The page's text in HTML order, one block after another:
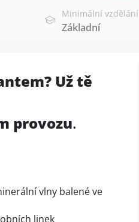
Minimální vzdělání
Základní
Už tě
provozu.
vlny balené ve
linek